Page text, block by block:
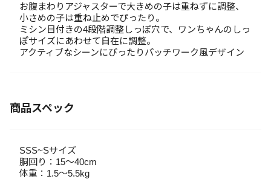
お腹まわりアジャスターで大きめの子は重ねずに調整、
小さめの子は重ね止めでぴったり。
ミシン目付きの4段階調整しっぽ穴で、ワンちゃんのしっ
ぽサイズにあわせて自在に調整。
アクティブなシーンにぴったりパッチワーク風デザイン
商品スペック
SSS~Sサイズ
胴回り：15～40cm
体重：1.5～5.5kg